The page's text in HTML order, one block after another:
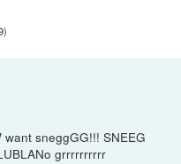
)
want sneggGG!!! SNEEG
grrrrrrrrrr